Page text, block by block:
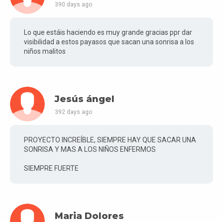
390 days ago
Lo que estáis haciendo es muy grande gracias ppr dar
visibilidad a estos payasos que sacan una sonrisa a los
niños malitos
Jesús ángel
392 days ago
PROYECTO INCREÍBLE, SIEMPRE HAY QUE SACAR UNA
SONRISA Y MAS A LOS NIÑOS ENFERMOS
SIEMPRE FUERTE
Maria Dolores